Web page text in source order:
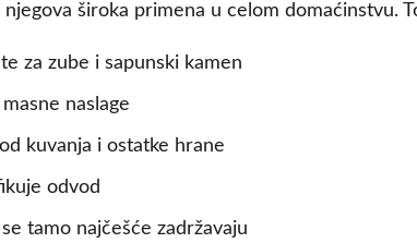
široka primena u celom domaćinstvu.
za zube i sapunski kamen
naslage
kuvanja i ostatke hrane
odvod
tamo najčešće zadržavaju